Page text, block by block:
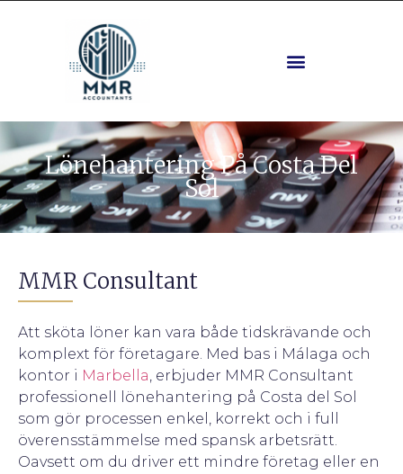
Lönehantering På Costa Del
Sol
MMR Consultant
Att sköta löner kan vara både tidskrävande och
komplext för företagare. Med bas i Málaga och
kontor i Marbella, erbjuder MMR Consultant
professionell lönehantering på Costa del Sol
som gör processen enkel, korrekt och i full
överensstämmelse med spansk arbetsrätt.
Oavsett om du driver ett mindre företag eller en